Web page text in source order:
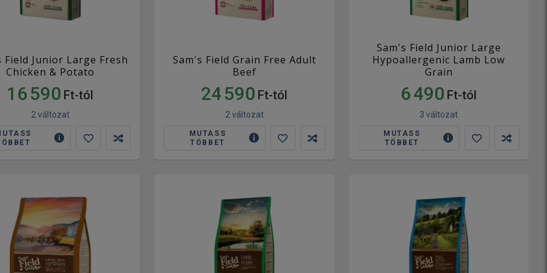
Field Junior Large Fresh
Chicken & Potato
16 590 Ft-tól
2 változat
Sam's Field Grain Free Adult
Beef
24 590 Ft-tól
2 változat
MUTASS
TÖBBET
Sam's Field Junior Large
Hypoallergenic Lamb Low
Grain
6 490 Ft-tól
3 változat
MUTASS
TÖBBET